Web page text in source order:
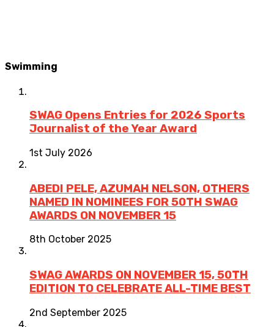
Swimming
SWAG Opens Entries for 2026 Sports
Journalist of the Year Award
1st July 2026
ABEDI PELE, AZUMAH NELSON, OTHERS
NAMED IN NOMINEES FOR 50TH SWAG
AWARDS ON NOVEMBER 15
8th October 2025
SWAG AWARDS ON NOVEMBER 15, 50TH
EDITION TO CELEBRATE ALL-TIME BEST
2nd September 2025